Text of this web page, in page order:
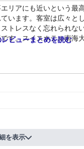
アにも近いという
ます。客室は広々
レスなく忘れられ
す。スイスホテル南
ビューまとめを読む
を表示